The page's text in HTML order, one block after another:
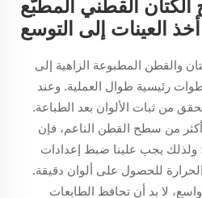
القطني المطبّع
العينات إلى التوسع
والقطن المطبوعة الزاهية إلى
رئيسية طوال العملية. وعند
من ثبات الألوان بعد الطباعة.
من سطح القطن الناعم، فإن
ولذلك يجب علينا ضبط إعدادات
للحصول على ألوان دقيقة.
لا بد أن تحافظ الطابعات